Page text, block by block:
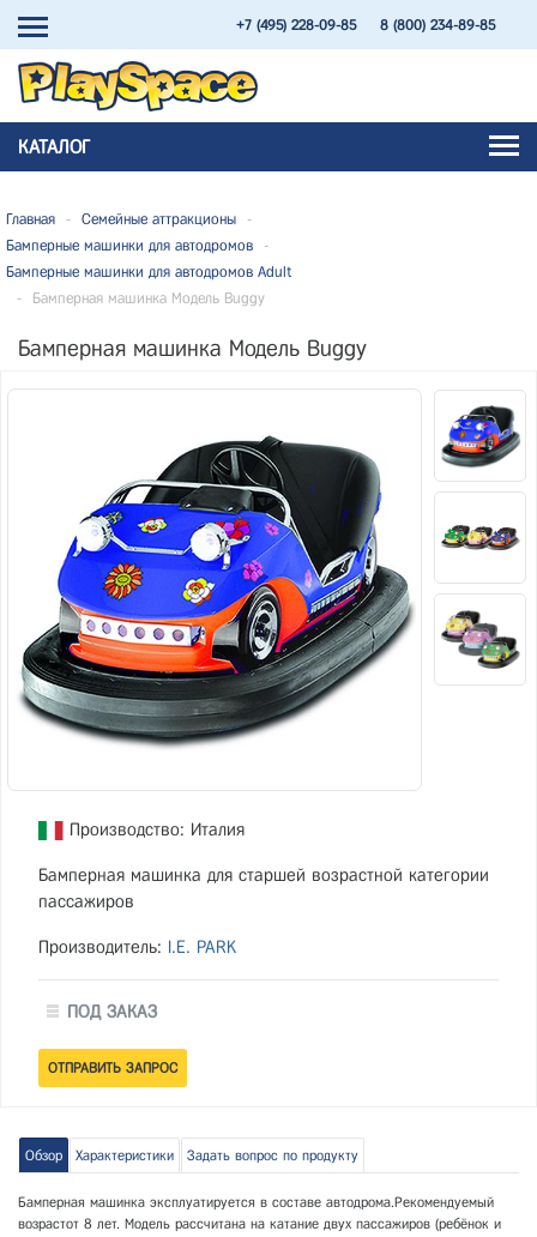
+7 (495) 228-09-85 8 (800) 234-89-85
КАТАЛОГ
Главная - Семейные аттракционы
-
Бамперные машинки для автодромов
-
Бамперные машинки для автодромов Adult
-
Бамперная машинка Модель Buggy
Бамперная машинка Модель Buggy
Производство: Италия
Бамперная машинка для старшей возрастной категории
пассажиров
Производитель: I.E. PARK
ПОД ЗАКАЗ
Обзор Характеристики Задать вопрос по продукту
Бамперная машинка эксплуатируется в составе автодрома.Рекомендуемый
возрастот 8 лет. Модель рассчитана на катание двух пассажиров (ребёнок и